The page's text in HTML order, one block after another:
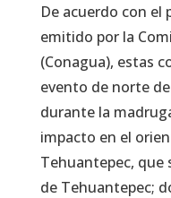
De acuerdo con
emitido por la
(Conagua), estas
evento de norte
durante la
impacto en el
Tehuantepec, que
de Tehuantepec;